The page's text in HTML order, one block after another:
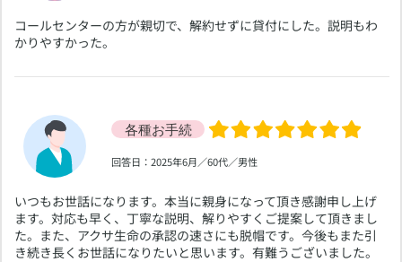
​コールセンターの方が親切で、解約せずに貸付にした。説明もわ
かりやすかった。
​回答日：2025年6月／60代／男性
​いつもお世話になります。本当に親身になって頂き感謝申し上げ
ます。対応も早く、丁寧な説明、解りやすくご提案して頂きまし
た。また、アクサ生命の承認の速さにも脱帽です。今後もまた引
き続き長くお世話になりたいと思います。有難うございました。